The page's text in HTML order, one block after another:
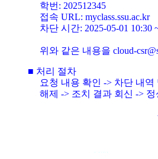
학번: 202512345
접속 URL: myclass.ssu.ac.kr
차단 시간: 2025-05-01 10:30
위와 같은 내용을 cloud-
■ 처리 절차
요청 내용 확인 -> 차단 내
해제 -> 조치 결과 회신 ->